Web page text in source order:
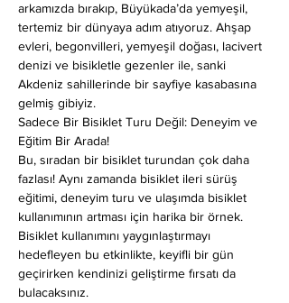
arkamızda bırakıp, Büyükada’da yemyeşil,
tertemiz bir dünyaya adım atıyoruz. Ahşap
evleri, begonvilleri, yemyeşil doğası, lacivert
denizi ve bisikletle gezenler ile, sanki
Akdeniz sahillerinde bir sayfiye kasabasına
gelmiş gibiyiz.
Sadece Bir Bisiklet Turu Değil: Deneyim ve
Eğitim Bir Arada!
Bu, sıradan bir bisiklet turundan çok daha
fazlası! Aynı zamanda bisiklet ileri sürüş
eğitimi, deneyim turu ve ulaşımda bisiklet
kullanımının artması için harika bir örnek.
Bisiklet kullanımını yaygınlaştırmayı
hedefleyen bu etkinlikte, keyifli bir gün
geçirirken kendinizi geliştirme fırsatı da
bulacaksınız.